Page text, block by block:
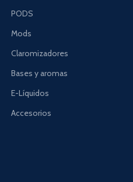
PODS
Mods
Claromizadores
Bases y aromas
E-Líquidos
Accesorios